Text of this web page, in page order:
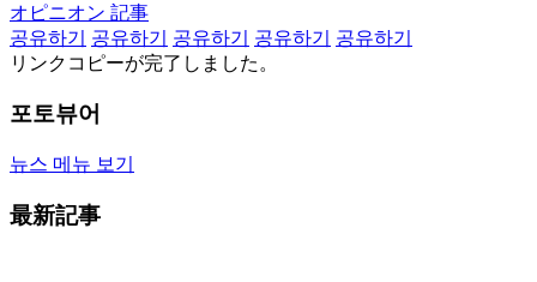
オピニオン 記事
공유하기
공유하기 공유하기 공유하기
공유하기
リンクコピーが完了しました。
포토뷰어
뉴스 메뉴 보기
最新記事